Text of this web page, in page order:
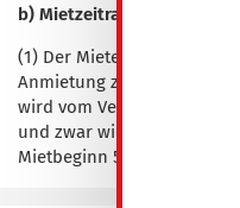
b) Mietzeitraum 30 ÜN bis
(1) Der Mieter ist
Anmietung zurückzutreten.
wird vom Vermieter eine
und zwar wie folgt:
Mietbeginn 50 % des